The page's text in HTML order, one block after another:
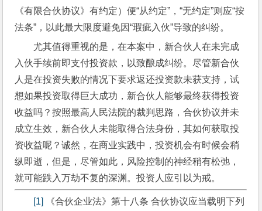
《有限合伙协议》有约定）便“从约定”，“无约定”则应“按
法条”，以此最大限度避免因“瑕疵入伙”导致的纠纷。
尤其值得重视的是，在本案中，新合伙人在未完成
入伙手续前即支付投资款，以致酿成纠纷。尽管新合伙
人是在投资失败的情况下要求返还投资款未获支持，试
想如果投资取得巨大成功，新合伙人能够最终获得投资
收益吗？按照最高人民法院的裁判思路，合伙协议并未
成立生效，新合伙人未能取得合法身份，其如何获取投
资收益呢？诚然，在商业实践中，投资机会有时候会稍
纵即逝，但是，尽管如此，风险控制的神经稍有松弛，
就可能跌入万劫不复的深渊。投资人应引以为戒。
[1]
《合伙企业法》第十八条 合伙协议应当载明下列